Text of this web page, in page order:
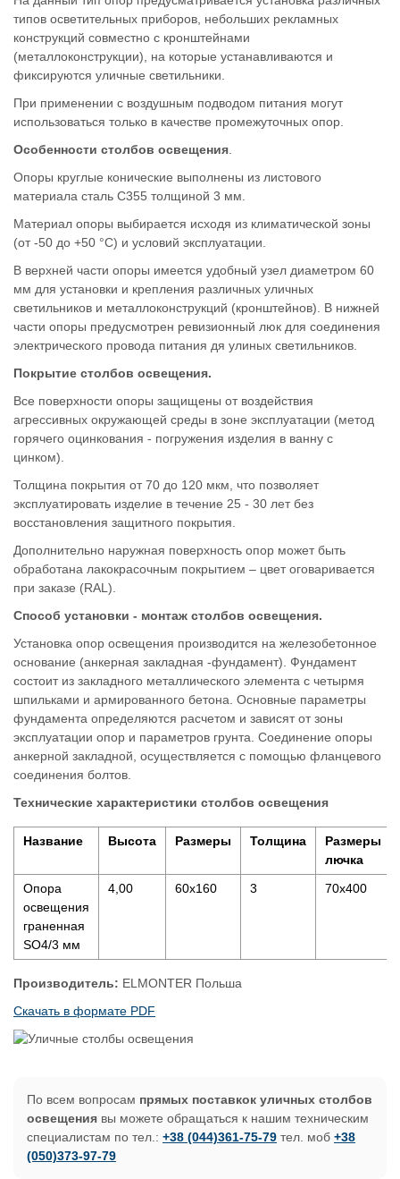
типов осветительных приборов, небольших рекламных
конструкций совместно с кронштейнами
(металлоконструкции), на которые устанавливаются и
фиксируются уличные светильники.
При применении с воздушным подводом питания могут
использоваться только в качестве промежуточных опор.
Особенности столбов освещения
Опоры круглые конические выполнены из листового
материала сталь С355 толщиной 3 мм.
Материал опоры выбирается исходя из климатической зоны
(от -50 до +50 °С) и условий эксплуатации.
В верхней части опоры имеется удобный узел диаметром 60
мм для установки и крепления различных уличных
светильников и металлоконструкций (кронштейнов). В нижней
части опоры предусмотрен ревизионный люк для соединения
электрического провода питания дя улиных светильников.
Покрытие столбов освещения.
Все поверхности опоры защищены от воздействия
агрессивных окружающей среды в зоне эксплуатации (метод
горячего оцинкования - погружения изделия в ванну с
цинком).
Толщина покрытия от 70 до 120 мкм, что позволяет
эксплуатировать изделие в течение 25 - 30 лет без
восстановления защитного покрытия.
Дополнительно наружная поверхность опор может быть
обработана лакокрасочным покрытием – цвет оговаривается
при заказе (RAL).
Способ установки - монтаж столбов освещения.
Установка опор освещения производится на железобетонное
основание (анкерная закладная -фундамент). Фундамент
состоит из закладного металлического элемента с четырмя
шпильками и армированного бетона. Основные параметры
фундамента определяются расчетом и зависят от зоны
эксплуатации опор и параметров грунта. Соединение опоры
анкерной закладной, осуществляется с помощью фланцевого
соединения болтов.
Технические характеристики столбов освещения
Название Высота Размеры Толщина
Размеры
лючка
Опора
освещения
граненная
SO4/3 мм
4,00 60х160 3 70х400
Производитель: ELMONTER Польша
Скачать в формате PDF
По всем вопросам прямых поставкок уличных столбов
освещения вы можете обращаться к нашим техническим
специалистам по тел.: +38 (044)361-75-79 тел. моб +38
(050)373-97-79